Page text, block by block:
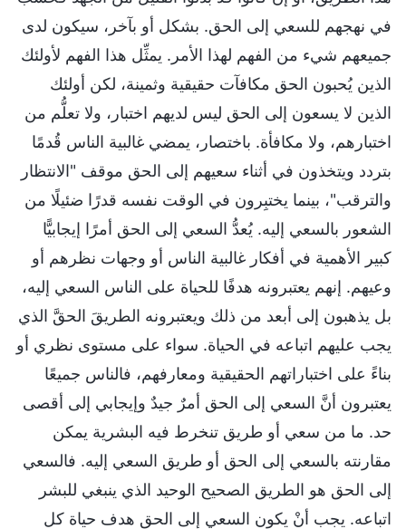
في نهجهم للسعي إلى الحق. بشكل أو بآخر، سيكون لدى
جميعهم شيء من الفهم لهذا الأمر. يمثِّل هذا الفهم لأولئك
الذين يُحبون الحق مكافآت حقيقية وثمينة، لكن أولئك
الذين لا يسعون إلى الحق ليس لديهم اختبار، ولا تعلُّم من
اختبارهم، ولا مكافأة. باختصار، يمضي غالبية الناس قُدمًا
بتردد ويتخذون في أثناء سعيهم إلى الحق موقف "الانتظار
والترقب"، بينما يختبِرون في الوقت نفسه قدرًا ضئيلًا من
الشعور بالسعي إليه. يُعدُّ السعي إلى الحق أمرًا إيجابيًّا
كبير الأهمية في أفكار غالبية الناس أو وجهات نظرهم أو
وعيهم. إنهم يعتبرونه هدفًا للحياة على الناس السعي إليه،
بل يذهبون إلى أبعد من ذلك ويعتبرونه الطريقَ الحقَّ الذي
يجب عليهم اتباعه في الحياة. سواء على مستوى نظري أو
بناءً على اختباراتهم الحقيقية ومعارفهم، فالناس جميعًا
يعتبرون أنَّ السعي إلى الحق أمرٌ جيدٌ وإيجابي إلى أقصى
حد. ما من سعي أو طريق تنخرط فيه البشرية يمكن
مقارنته بالسعي إلى الحق أو طريق السعي إليه. فالسعي
إلى الحق هو الطريق الصحيح الوحيد الذي ينبغي للبشر
اتباعه. يجب أنْ يكون السعي إلى الحق هدف حياة كل